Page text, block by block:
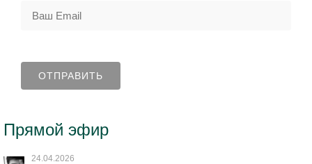
Прямой эфир
24.04.2026